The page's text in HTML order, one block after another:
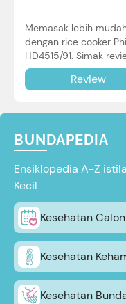
Memasak lebih
dengan rice cooker
HD4515/91. Simak
di sini.
Review
BUNDAPEDIA
Ensiklopedia A-Z
Kecil
Kesehatan
Kesehatan
Kesehatan